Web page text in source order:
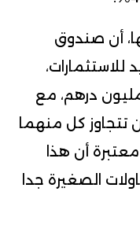
أن صندوق
للاستثمارات،
درهم، مع
تتجاوز كل منهما
أن هذا
الصغيرة جدا